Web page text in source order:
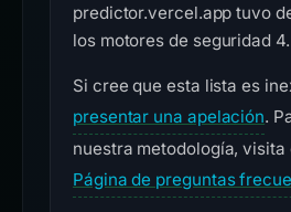
predictor.vercel.app tuvo
los motores de seguridad 4.
Si cree que esta lista es
presentar una apelación.
nuestra metodología, visita
Página de preguntas